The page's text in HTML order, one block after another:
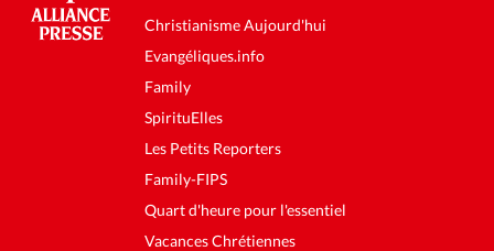
Christianisme Aujourd'hui
Evangéliques.info
Family
SpirituElles
Les Petits Reporters
Family-FIPS
Quart d'heure pour l'essentiel
Vacances Chrétiennes